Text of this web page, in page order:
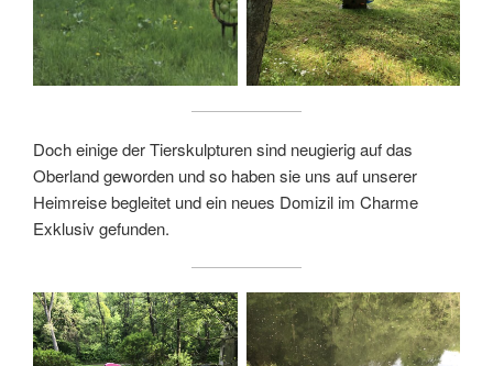
Doch einige der Tierskulpturen sind neugierig auf das
Oberland geworden und so haben sie uns auf unserer
Heimreise begleitet und ein neues Domizil im Charme
Exklusiv gefunden.